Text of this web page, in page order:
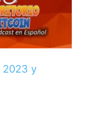
2023 y